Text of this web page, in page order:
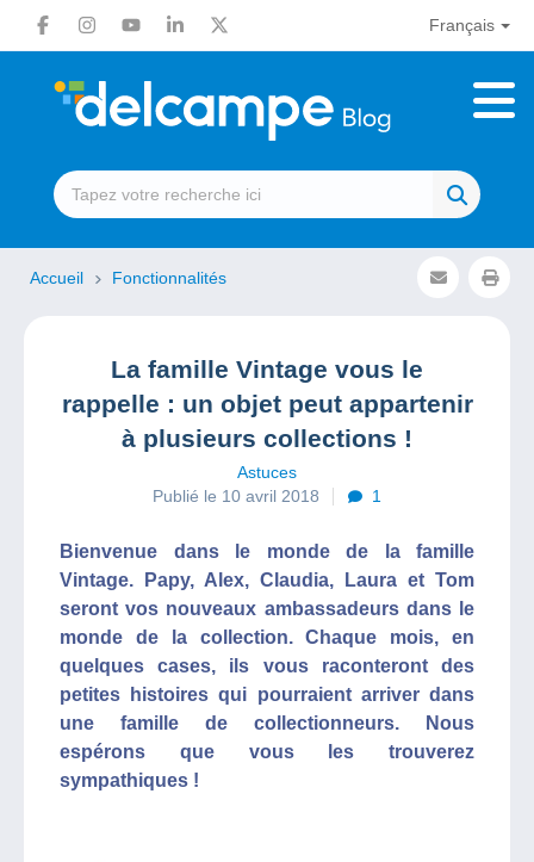
Français
Accueil Fonctionnalités
La famille Vintage vous le
rappelle : un objet peut appartenir
à plusieurs collections !
Astuces
Publié le 10 avril 2018
1
Bienvenue dans le monde de la famille
Vintage. Papy, Alex, Claudia, Laura et Tom
seront vos nouveaux ambassadeurs dans le
monde de la collection. Chaque mois, en
quelques cases, ils vous raconteront des
petites histoires qui pourraient arriver dans
une famille de collectionneurs. Nous
espérons que vous les trouverez
sympathiques !